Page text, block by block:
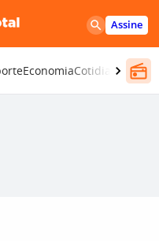
Assine
EconomiaCotidiano